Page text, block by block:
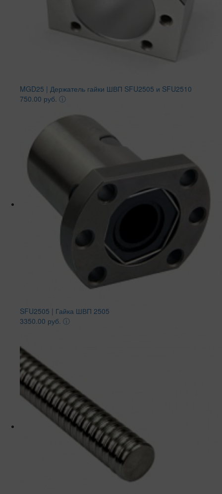
MGD25 | Держатель гайки ШВП SFU2505 и SFU2510
750.00 руб. ⓘ
SFU2505 | Гайка ШВП 2505
3350.00 руб. ⓘ